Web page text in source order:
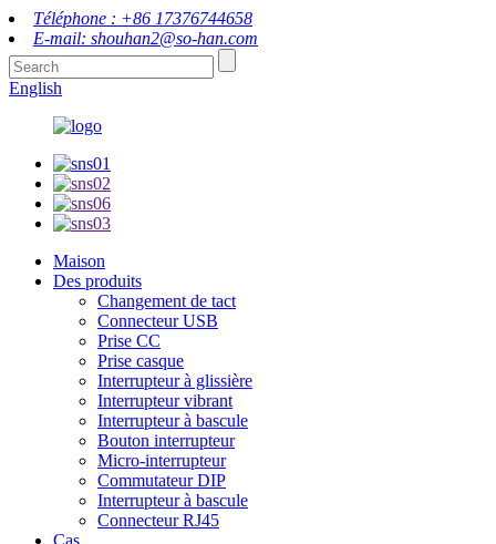
Téléphone : +86 17376744658
E-mail: shouhan2@so-han.com
English
Maison
Des produits
Changement de tact
Connecteur USB
Prise CC
Prise casque
Interrupteur à glissière
Interrupteur vibrant
Interrupteur à bascule
Bouton interrupteur
Micro-interrupteur
Commutateur DIP
Interrupteur à bascule
Connecteur RJ45
Cas